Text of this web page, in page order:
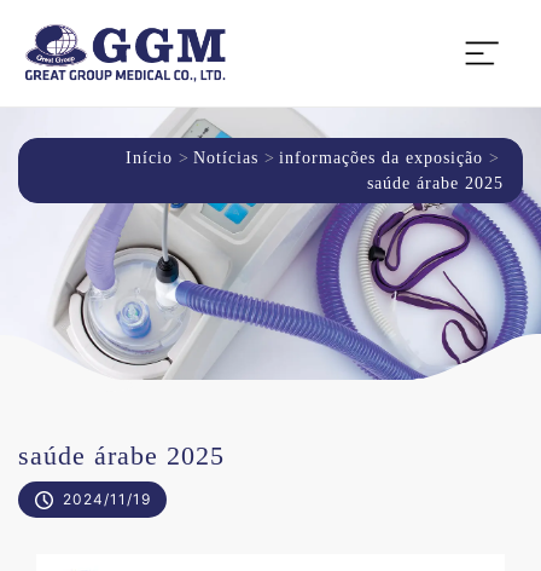
Início Notícias
informações da exposição
saúde árabe 2025
saúde árabe 2025
2024/11/19